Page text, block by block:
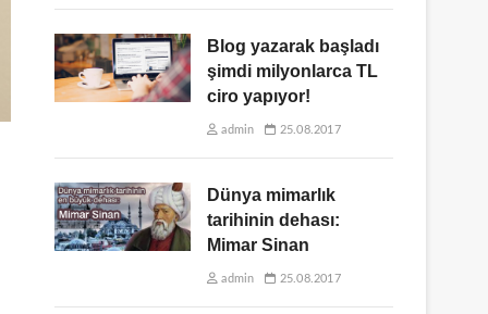
Blog yazarak başladı
şimdi milyonlarca TL
ciro yapıyor!
admin 25.08.2017
Dünya mimarlık
tarihinin dehası:
Mimar Sinan
admin 25.08.2017